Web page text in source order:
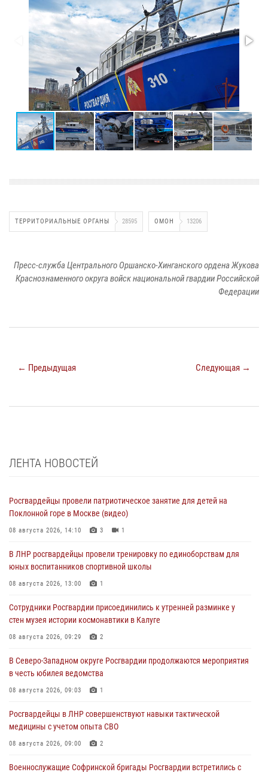
ТЕРРИТОРИАЛЬНЫЕ ОРГАНЫ 28595 ОМОН 13206
Пресс-служба Центрального Оршанско-Хинганского ордена Жукова
Краснознаменного округа войск национальной гвардии Российской
Федерации
← Предыдущая Следующая →
ЛЕНТА НОВОСТЕЙ
Росгвардейцы провели патриотическое занятие для детей на
Поклонной горе в Москве (видео)
08 августа 2026, 14:10 3 1
В ЛНР росгвардейцы провели тренировку по единоборствам для
юных воспитанников спортивной школы
08 августа 2026, 13:00 1
Сотрудники Росгвардии присоединились к утренней разминке у
стен музея истории космонавтики в Калуге
08 августа 2026, 09:29 2
В Северо-Западном округе Росгвардии продолжаются мероприятия
в честь юбилея ведомства
08 августа 2026, 09:03 1
Росгвардейцы в ЛНР совершенствуют навыки тактической
медицины с учетом опыта СВО
08 августа 2026, 09:00 2
Военнослужащие Софринской бригады Росгвардии встретились с